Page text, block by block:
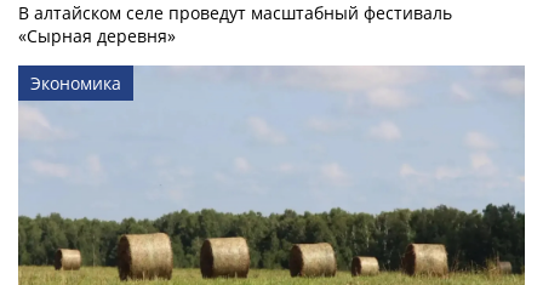
В алтайском селе проведут масштабный фестиваль
«Сырная деревня»
Экономика